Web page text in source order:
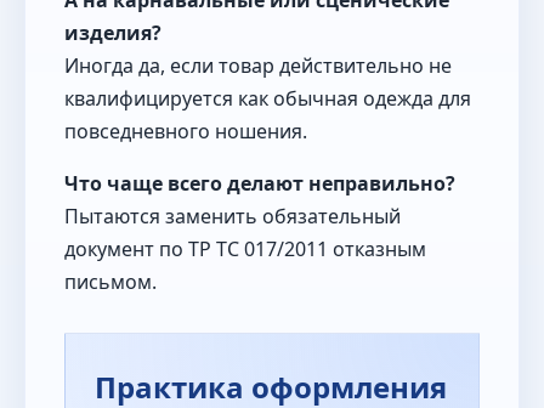
изделия?
Иногда да, если товар действительно не
квалифицируется как обычная одежда для
повседневного ношения.
Что чаще всего делают неправильно?
Пытаются заменить обязательный
документ по ТР ТС 017/2011 отказным
письмом.
Практика оформления